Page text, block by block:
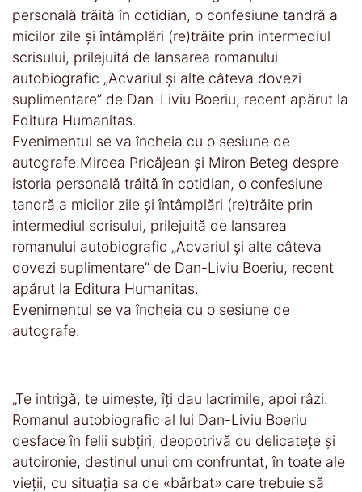
personală trăită în cotidian, o confesiune tandră a
micilor zile și întâmplări (re)trăite prin intermediul
scrisului, prilejuită de lansarea romanului
autobiografic „Acvariul şi alte câteva dovezi
suplimentare” de Dan-Liviu Boeriu, recent apărut la
Editura Humanitas.
Evenimentul se va încheia cu o sesiune de
autografe.Mircea Pricăjean și Miron Beteg despre
istoria personală trăită în cotidian, o confesiune
tandră a micilor zile și întâmplări (re)trăite prin
intermediul scrisului, prilejuită de lansarea
romanului autobiografic „Acvariul şi alte câteva
dovezi suplimentare” de Dan-Liviu Boeriu, recent
apărut la Editura Humanitas.
Evenimentul se va încheia cu o sesiune de
autografe.
„Te intrigă, te uimește, îți dau lacrimile, apoi râzi.
Romanul autobiografic al lui Dan-Liviu Boeriu
desface în felii subțiri, deopotrivă cu delicatețe și
autoironie, destinul unui om confruntat, în toate ale
vieții, cu situația sa de «bărbat» care trebuie să